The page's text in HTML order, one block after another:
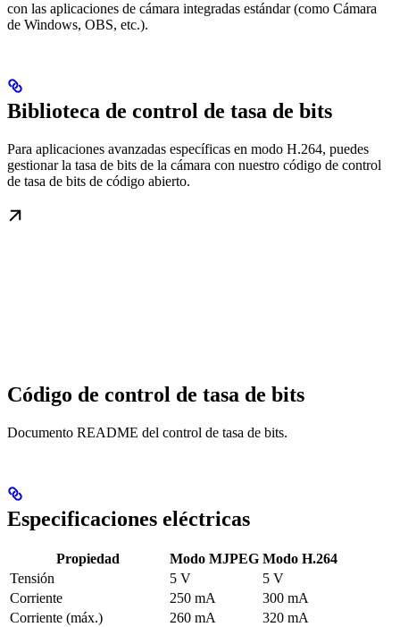
con las aplicaciones de cámara integradas estándar (como Cámara
de Windows, OBS, etc.).
Biblioteca de control de tasa de bits
Para aplicaciones avanzadas específicas en modo H.264, puedes
gestionar la tasa de bits de la cámara con nuestro código de control
de tasa de bits de código abierto.
Código de control de tasa de bits
Documento README del control de tasa de bits.
Especificaciones eléctricas
Propiedad Modo MJPEG Modo H.264
Tensión
5 V
5 V
Corriente
250 mA
300 mA
Corriente (máx.)
260 mA
320 mA